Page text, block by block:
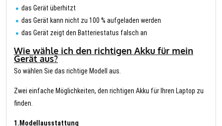
das Gerät überhitzt
das Gerät kann nicht zu 100 % aufgeladen werden
das Gerät zeigt den Batteriestatus falsch an
Wie wähle ich den richtigen Akku für mein
Gerät aus?
So wählen Sie das richtige Modell aus.
Zwei einfache Möglichkeiten, den richtigen Akku für Ihren Laptop zu
finden.
1.Modellausstattung